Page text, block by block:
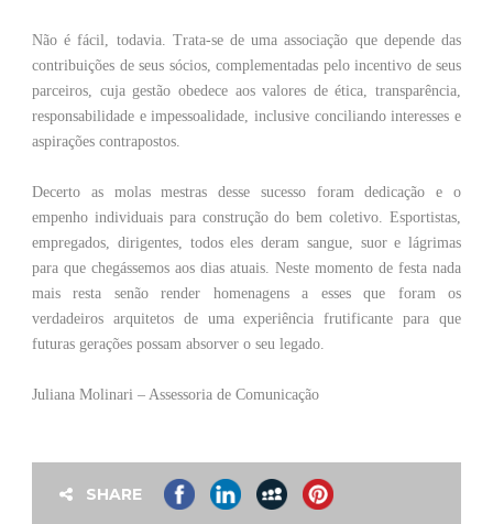
Não é fácil, todavia. Trata-se de uma associação que depende das
contribuições de seus sócios, complementadas pelo incentivo de seus
parceiros, cuja gestão obedece aos valores de ética, transparência,
responsabilidade e impessoalidade, inclusive conciliando interesses e
aspirações contrapostos.
Decerto as molas mestras desse sucesso foram dedicação e o
empenho individuais para construção do bem coletivo. Esportistas,
empregados, dirigentes, todos eles deram sangue, suor e lágrimas
para que chegássemos aos dias atuais. Neste momento de festa nada
mais resta senão render homenagens a esses que foram os
verdadeiros arquitetos de uma experiência frutificante para que
futuras gerações possam absorver o seu legado.
Juliana Molinari – Assessoria de Comunicação
SHARE